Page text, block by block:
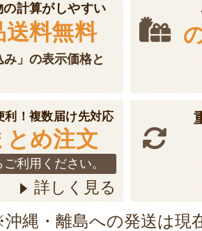
の計算がしやすい
送料無料
」の表示価格と
利！複数届け先対応
とめ注文
利用ください。
詳しく見る
縄・離島への発送は現